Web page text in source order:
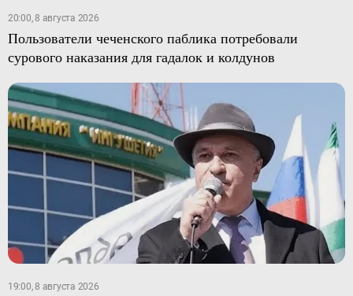
20:00, 8 августа 2026
Пользователи чеченского паблика потребовали
сурового наказания для гадалок и колдунов
19:00, 8 августа 2026